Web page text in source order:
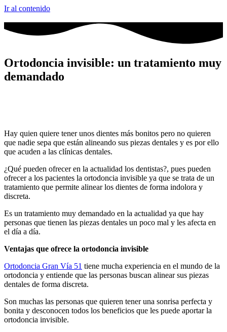
Ir al contenido
Ortodoncia invisible: un tratamiento muy
demandado
Hay quien quiere tener unos dientes más bonitos pero no quieren
que nadie sepa que están alineando sus piezas dentales y es por ello
que acuden a las clínicas dentales.
¿Qué pueden ofrecer en la actualidad los dentistas?, pues pueden
ofrecer a los pacientes la ortodoncia invisible ya que se trata de un
tratamiento que permite alinear los dientes de forma indolora y
discreta.
Es un tratamiento muy demandado en la actualidad ya que hay
personas que tienen las piezas dentales un poco mal y les afecta en
el día a día.
Ventajas que ofrece la ortodoncia invisible
Ortodoncia Gran Vía 51 tiene mucha experiencia en el mundo de la
ortodoncia y entiende que las personas buscan alinear sus piezas
dentales de forma discreta.
Son muchas las personas que quieren tener una sonrisa perfecta y
bonita y desconocen todos los beneficios que les puede aportar la
ortodoncia invisible.